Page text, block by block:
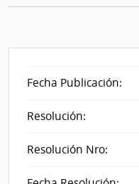
Fecha Publicación:
Resolución:
Resolución Nro: